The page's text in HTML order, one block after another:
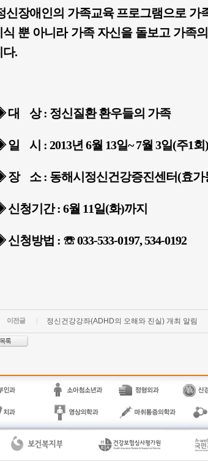
신장애인의 가족교육 프로그램으로 가
식 뿐 아니라 가족 자신을 돌보고 가족
다.
대 상 : 정신질환 환우들의 가족
일 시 : 2013년 6월 13일~ 7월 3일(주1회)
장 소 : 동해시정신건강증진센터(효
청기간 : 6월 11일(화)까지
신청방법 : ☏033-533-0197, 534-0192
이전글 정신건강강좌(ADHD의 오해와 진실) 개최 알림